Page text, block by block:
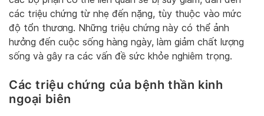
các triệu chứng từ nhẹ đến nặng, tùy thuộc vào mức
độ tổn thương. Những triệu chứng này có thể ảnh
hưởng đến cuộc sống hàng ngày, làm giảm chất lượng
sống và gây ra các vấn đề sức khỏe nghiêm trọng.
Các triệu chứng của bệnh thần kinh
ngoại biên